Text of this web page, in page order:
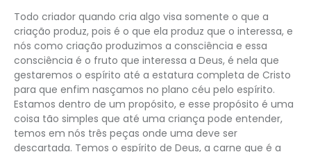
Todo criador quando cria algo visa somente o que a
criação produz, pois é o que ela produz que o interessa, e
nós como criação produzimos a consciência e essa
consciência é o fruto que interessa a Deus, é nela que
gestaremos o espírito até a estatura completa de Cristo
para que enfim nasçamos no plano céu pelo espírito.
Estamos dentro de um propósito, e esse propósito é uma
coisa tão simples que até uma criança pode entender,
temos em nós três peças onde uma deve ser
descartada. Temos o espírito de Deus, a carne que é a